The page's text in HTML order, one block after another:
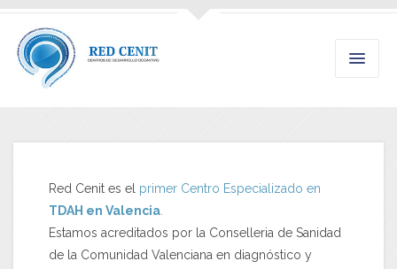
Red Cenit es el primer Centro Especializado en
TDAH en Valencia.
Estamos acreditados por la Conselleria de Sanidad
de la Comunidad Valenciana en diagnóstico y